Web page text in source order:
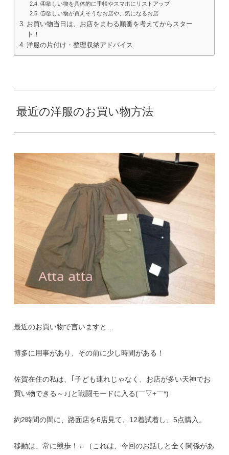
④欲しい物を具体的に手帳やスマホにリストアップ
⑤欲しい物が買えそうなお店や、気になるお店
お買い物当日は、お店をまわる順番を考えてからスター
ト！
洋服の片付け・整理収納アドバイス
最近の洋服のお買い物方法
最近のお買い物で言いますと…
博多に用事があり、その前に少し時間がある！
佐賀在住の私は、｢子ども連れじゃなく、お店が多い天神でお
買い物できる～♪｣と戦闘モードに入る(￣▽+￣*)
約2時間の間に、路面店を6店見て、12着試着し、5点購入。
移動は、常に競歩！←（これは、今回のお話しと全く関係があ